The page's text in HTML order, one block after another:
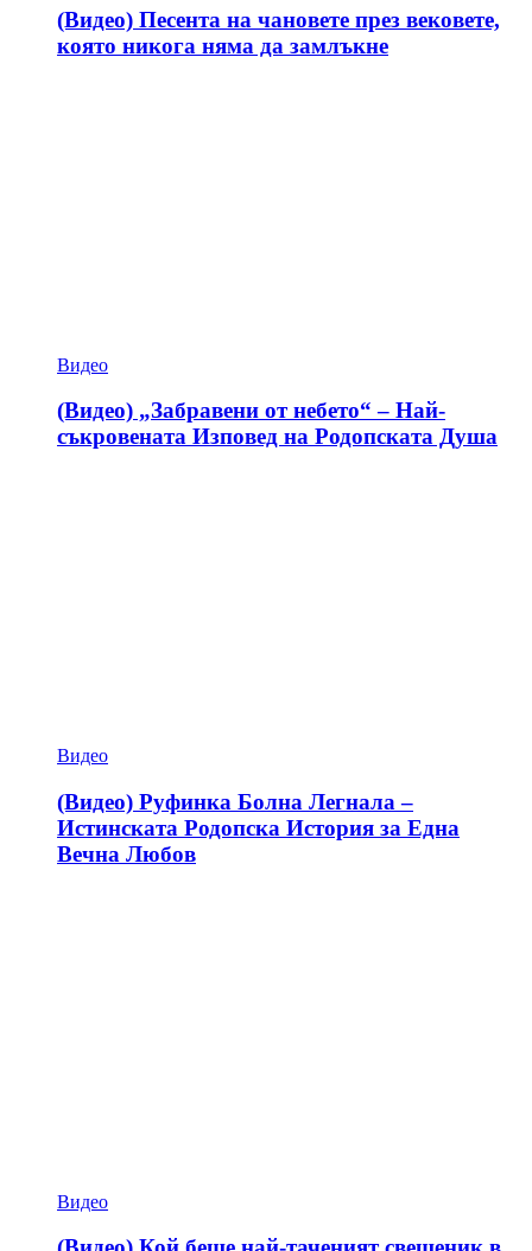
(Видео) Песента на чановете през вековете,
която никога няма да замлъкне
Видео
(Видео) „Забравени от небето“ – Най-
съкровената Изповед на Родопската Душа
Видео
(Видео) Руфинка Болна Легнала –
Истинската Родопска История за Една
Вечна Любов
Видео